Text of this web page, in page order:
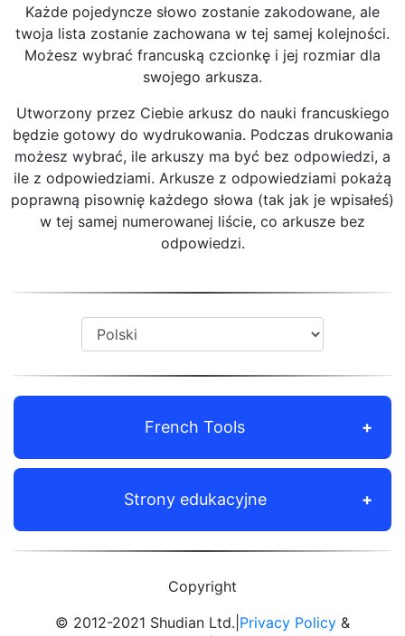
Każde pojedyncze słowo zostanie zakodowane, ale
twoja lista zostanie zachowana w tej samej kolejności.
Możesz wybrać francuską czcionkę i jej rozmiar dla
swojego arkusza.
Utworzony przez Ciebie arkusz do nauki francuskiego
będzie gotowy do wydrukowania. Podczas drukowania
możesz wybrać, ile arkuszy ma być bez odpowiedzi, a
ile z odpowiedziami. Arkusze z odpowiedziami pokażą
poprawną pisownię każdego słowa (tak jak je wpisałeś)
w tej samej numerowanej liście, co arkusze bez
odpowiedzi.
French Tools
Strony edukacyjne
Copyright
© 2012-2021 Shudian Ltd.| Privacy Policy &